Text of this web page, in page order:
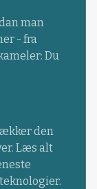
man
- fra
Du
den
Læs alt